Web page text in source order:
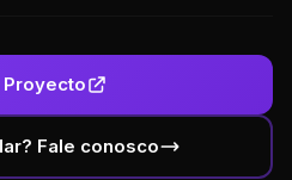
Fale conosco